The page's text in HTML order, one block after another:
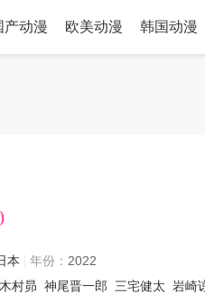
产动漫 欧美动漫 韩国动漫
本 年份： 2022
木村昴 神尾晋一郎 三宅健太 岩崎